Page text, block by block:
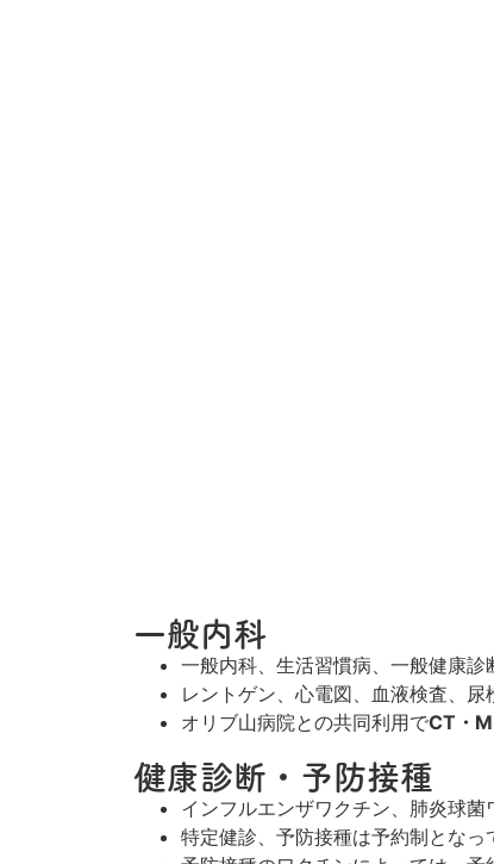
一般内科
一般内科、生活習慣病、一般健康診
レントゲン、心電図、血液検査、
オリブ山病院との共同利用でCT・
健康診断・予防接種
インフルエンザワクチン、肺炎球
特定健診、予防接種は予約制となっ